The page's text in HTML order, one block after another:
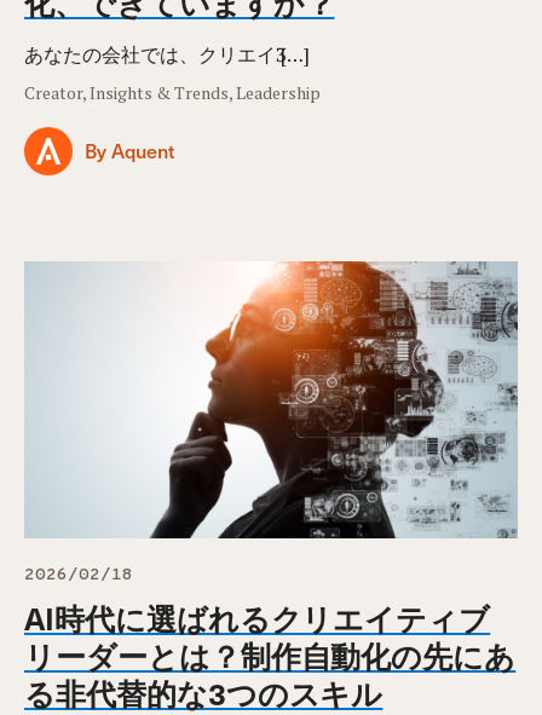
あなたの会社では、クリエイӠ […]
Creator, Insights & Trends, Leadership
By Aquent
2026/02/18
AI時代に選ばれるクリエイティブ
リーダーとは？制作自動化の先にあ
る非代替的な3つのスキル